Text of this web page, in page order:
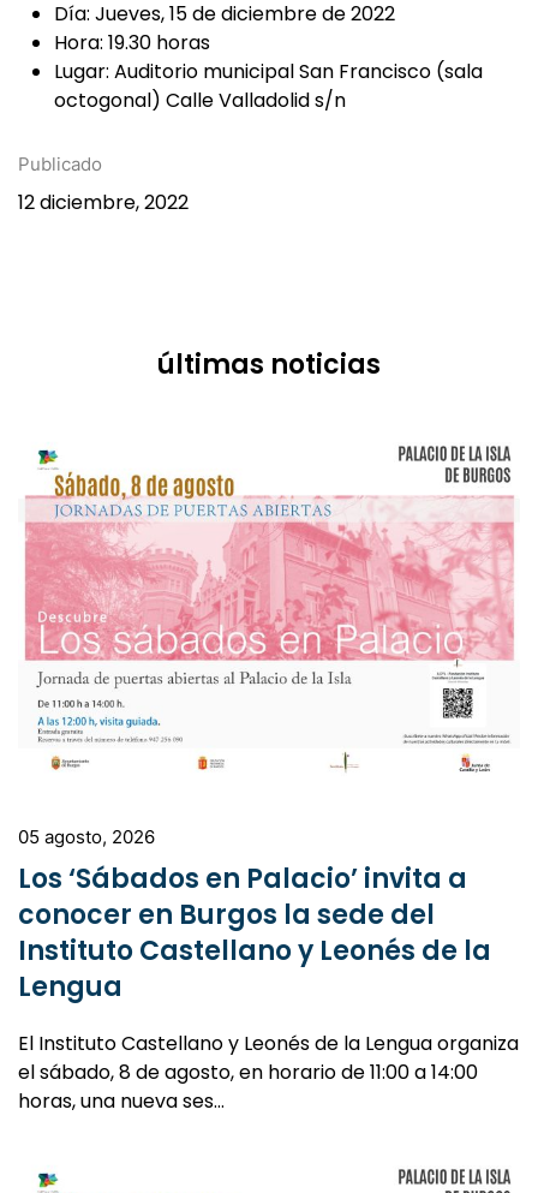
Día: Jueves, 15 de diciembre de 2022
Hora: 19.30 horas
Lugar: Auditorio municipal San Francisco (sala
octogonal) Calle Valladolid s/n
Publicado
12 diciembre, 2022
últimas noticias
05 agosto, 2026
Los ‘Sábados en Palacio’ invita a
conocer en Burgos la sede del
Instituto Castellano y Leonés de la
Lengua
El Instituto Castellano y Leonés de la Lengua organiza
el sábado, 8 de agosto, en horario de 11:00 a 14:00
horas, una nueva ses…